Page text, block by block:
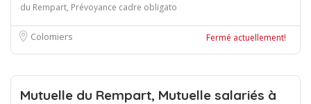
du Rempart, Prévoyance cadre obligato
Colomiers Fermé actuellement!
Mutuelle du Rempart, Mutuelle salariés à